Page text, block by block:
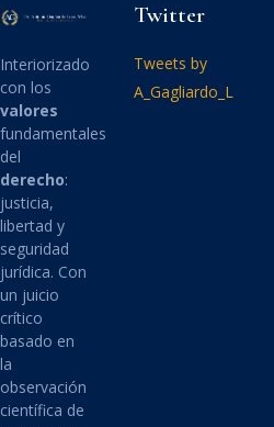
Interiorizado
con los
valores
fundamentales
del
derecho:
justicia,
libertad y
seguridad
jurídica. Con
un juicio
crítico
basado en
la
observación
científica de
Twitter
Tweets by
A_Gagliardo_L